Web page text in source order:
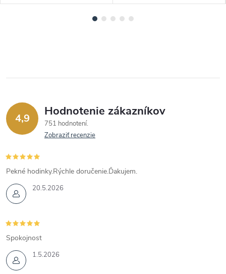
4,9 Hodnotenie zákazníkov
751 hodnotení
Zobraziť recenzie
20.5.2026
Pekné hodinky.Rýchle doručenie.Ďakujem.
1.5.2026
Spokojnost